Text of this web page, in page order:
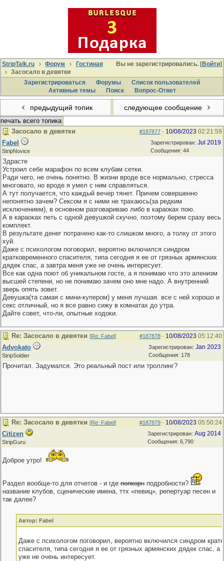
Вы не зарегистрировались. [Войти]
StripTalk.ru Форум
Гостиная
Засосало в девятки
Зарегистрироваться
Форумы
Список пользователей
Активные темы
Поиcк Вопрос-Ответ
предыдущий топик следующее сообщение
печать всего топика
#187877 - 10/08/2023 02:21:59
Засосало в девятки
Зарегистрирован: Jul 2019
Сообщения: 44
Fabel
StripNovice
Здрасте
Устроил себе марафон по всем клубам сетки.
Ради чего, не очень понятно. В жизни вроде все нормально, стресса
многовато, но вроде я умел с ним справляться.
А тут получается, что каждый вечер тянет. Причем совершенно
непонятно зачем? Сексом я с ними не трахаюсь(за редким
исключением), в основном разговариваю либо в караоках пою.
А в караоках петь с одной девушкой скучно, поэтому берем сразу весь
комплект.
В результате денег потрачено как-то слишком много, а толку от этого
хуй.
Даже с психологом поговорил, вероятно включился синдром
кратковременного спасителя, типа сегодня я ее от грязных армянских
дядек спас, а завтра меня уже не очень интересует.
Все как одна поют об уникальном госте, а я понимаю что это аленизм
высшей степени, но не понимаю зачем оно мне надо. А внутренний
зверь опять зовет.
Девушка(та самая с мини-купером) у меня лучшая. все с ней хорошо и
секс отличный, но я все равно сижу в комнатах до утра.
Дайте совет, что-ли, опытные ходоки.
#187878 - 10/08/2023 05:12:40
Re: Засосало в девятки [Re: Fabel]
Зарегистрирован: Jan 2023
Сообщения: 178
Advokato
StripSoldier
Прочитал. Задумался. Это реальный пост или троллинг?
#187879 - 10/08/2023 05:50:24
Re: Засосало в девятки [Re: Fabel]
Зарегистрирован: Aug 2014
Сообщения: 6,790
Citizen
StripGuru
Доброе утро!
Раздел вообще-то для отчетов - и где попкорн подробности?
название клубов, сценические имена, ттх «певиц», репертуар песен и
так далее?
Автор: Fabel
Даже с психологом поговорил, вероятно включился синдром
спасителя, типа сегодня я ее от грязных армянских дядек спас, а
уже не очень интересует.